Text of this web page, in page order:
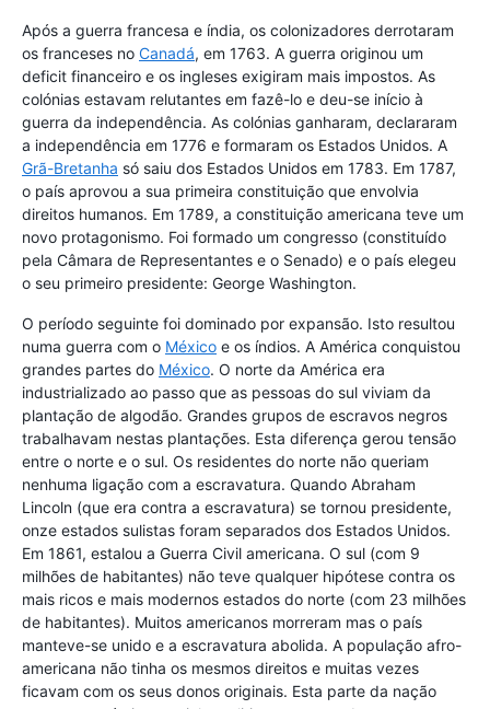
Após a guerra francesa e índia, os colonizadores derrotaram
os franceses no Canadá, em 1763. A guerra originou um
deficit financeiro e os ingleses exigiram mais impostos. As
colónias estavam relutantes em fazê-lo e deu-se início à
guerra da independência. As colónias ganharam, declararam
a independência em 1776 e formaram os Estados Unidos. A
Grã-Bretanha só saiu dos Estados Unidos em 1783. Em 1787,
o país aprovou a sua primeira constituição que envolvia
direitos humanos. Em 1789, a constituição americana teve um
novo protagonismo. Foi formado um congresso (constituído
pela Câmara de Representantes e o Senado) e o país elegeu
o seu primeiro presidente: George Washington.
O período seguinte foi dominado por expansão. Isto resultou
numa guerra com o México e os índios. A América conquistou
grandes partes do México. O norte da América era
industrializado ao passo que as pessoas do sul viviam da
plantação de algodão. Grandes grupos de escravos negros
trabalhavam nestas plantações. Esta diferença gerou tensão
entre o norte e o sul. Os residentes do norte não queriam
nenhuma ligação com a escravatura. Quando Abraham
Lincoln (que era contra a escravatura) se tornou presidente,
onze estados sulistas foram separados dos Estados Unidos.
Em 1861, estalou a Guerra Civil americana. O sul (com 9
milhões de habitantes) não teve qualquer hipótese contra os
mais ricos e mais modernos estados do norte (com 23 milhões
de habitantes). Muitos americanos morreram mas o país
manteve-se unido e a escravatura abolida. A população afro-
americana não tinha os mesmos direitos e muitas vezes
ficavam com os seus donos originais. Esta parte da nação